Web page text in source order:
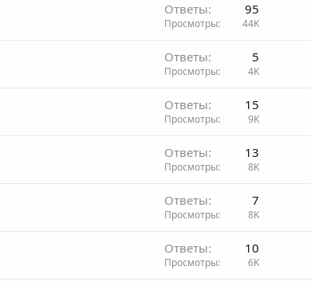
Ответы 95
Просмотры 44K
Ответы 5
Просмотры 4K
Ответы 15
Просмотры 9K
Ответы 13
Просмотры 8K
Ответы 7
Просмотры 8K
Ответы 10
Просмотры 6K